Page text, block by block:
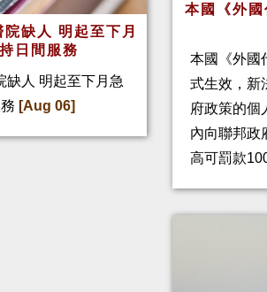
缺人 明起至下月
日間服務
缺人 明起至下月急
[Aug 06]
本國《外
本國《外國
式生效，新
府政策的個
內向聯邦政
高可罰款